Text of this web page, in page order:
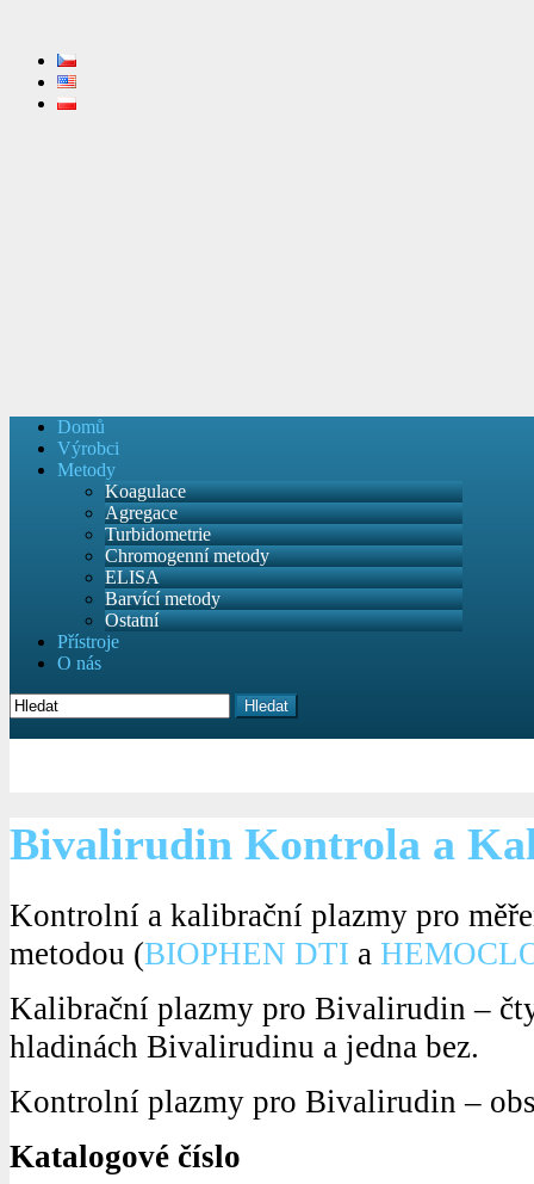
Domů
Výrobci
Metody
Koagulace
Agregace
Turbidometrie
Chromogenní metody
ELISA
Barvící metody
Ostatní
Přístroje
O nás
Hledat
Bivalirudin Kontrola a
Kontrolní a kalibrační plazmy pro
metodou (BIOPHEN DTI a
Kalibrační plazmy pro Bivalirudin –
hladinách Bivalirudinu a jedna bez.
Kontrolní plazmy pro Bivalirudin –
Katalogové číslo